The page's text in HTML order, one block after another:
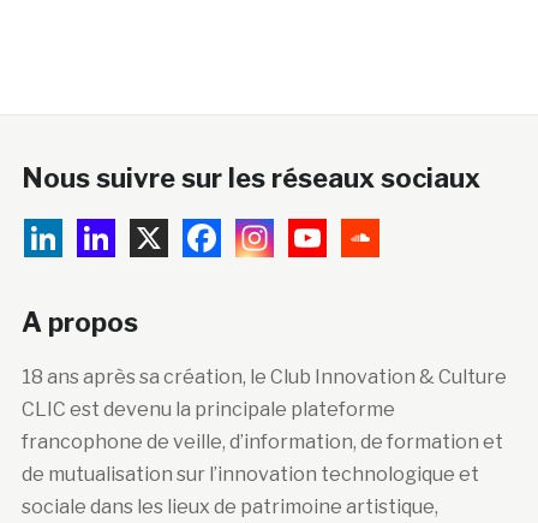
Nous suivre sur les réseaux sociaux
A propos
18 ans après sa création, le Club Innovation & Culture
CLIC est devenu la principale plateforme
francophone de veille, d’information, de formation et
de mutualisation sur l’innovation technologique et
sociale dans les lieux de patrimoine artistique,